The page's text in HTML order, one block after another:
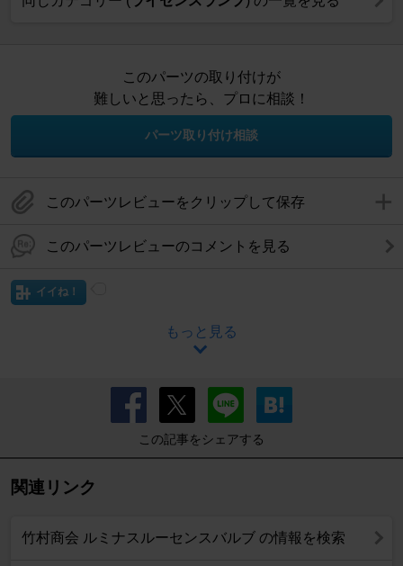
このパーツの取り付けが
難しいと思ったら、プロに相談！
パーツ取り付け相談
このパーツレビューをクリップして保存
このパーツレビューのコメントを見る
イイね！
もっと見る
この記事をシェアする
関連リンク
竹村商会 ルミナスルーセンスバルブ の情報を検索